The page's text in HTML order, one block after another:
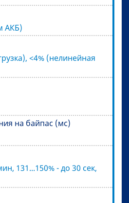
АКБ)
<4% (нелинейная
на байпас (мс)
131...150% - до 30 сек,